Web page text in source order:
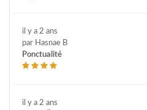
il y a 2 ans
par Hasnae B
Ponctualité
il y a 2 ans